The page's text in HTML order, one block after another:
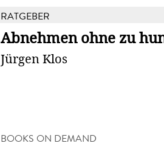
RATGEBER
Abnehmen ohne zu
Jürgen Klos
BOOKS ON DEMAND